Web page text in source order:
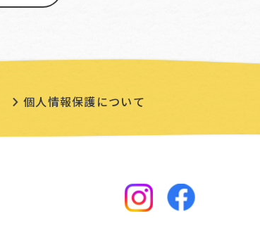
個人情報保護について